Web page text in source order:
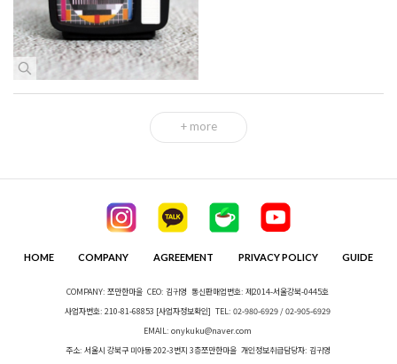
+ more
HOME COMPANY AGREEMENT PRIVACY POLICY GUIDE
COMPANY: 쪼만한마을 CEO: 김귀영 통신판매업번호: 제2014-서울강북-0445호
사업자번호: 210-81-68853 [사업자정보확인] TEL: 02-980-6929 / 02-905-6929
EMAIL: onykuku@naver.com
주소: 서울시 강북구 미아동 202-3번지 3층쪼만한마을 개인정보취급담당자: 김귀영